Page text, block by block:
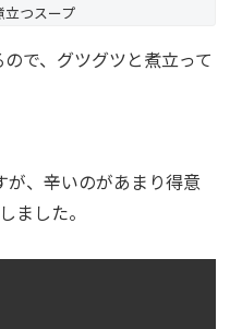
立つスープ
で、グツグツと煮立って
が、辛いのがあまり得意
ました。